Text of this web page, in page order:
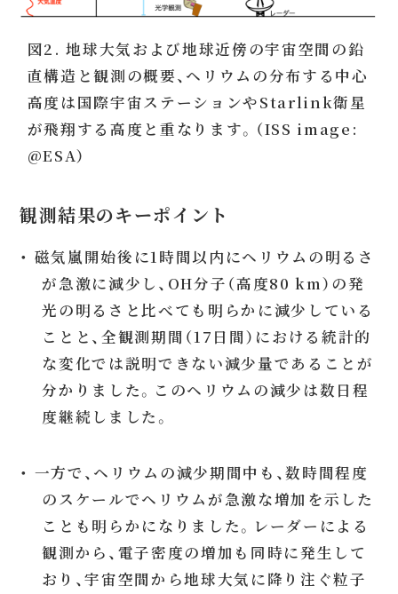
図2. 地球大気および地球近傍の宇宙空間の鉛
直構造と観測の概要、ヘリウムの分布する中心
高度は国際宇宙ステーションやStarlink衛星
が飛翔する高度と重なります。（ISS image:
@ESA）
観測結果のキーポイント
・ 磁気嵐開始後に1時間以内にヘリウムの明るさ
が急激に減少し、OH分子（高度80 km）の発
光の明るさと比べても明らかに減少している
ことと、全観測期間（17日間）における統計的
な変化では説明できない減少量であることが
分かりました。このヘリウムの減少は数日程
度継続しました。
・ 一方で、ヘリウムの減少期間中も、数時間程度
のスケールでヘリウムが急激な増加を示した
ことも明らかになりました。レーダーによる
観測から、電子密度の増加も同時に発生して
おり、宇宙空間から地球大気に降り注ぐ粒子